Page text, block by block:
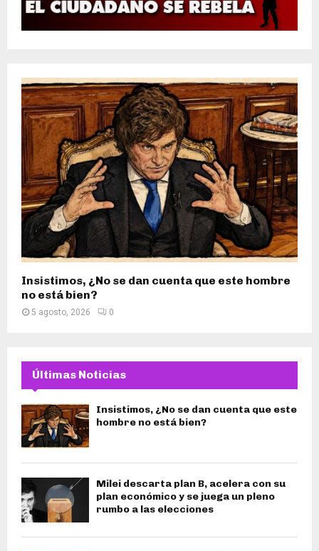
Insistimos, ¿No se dan cuenta que este hombre
no está bien?
5 agosto, 2026 0
Últimas Noticias
Insistimos, ¿No se dan cuenta que este
hombre no está bien?
Milei descarta plan B, acelera con su
plan económico y se juega un pleno
rumbo a las elecciones